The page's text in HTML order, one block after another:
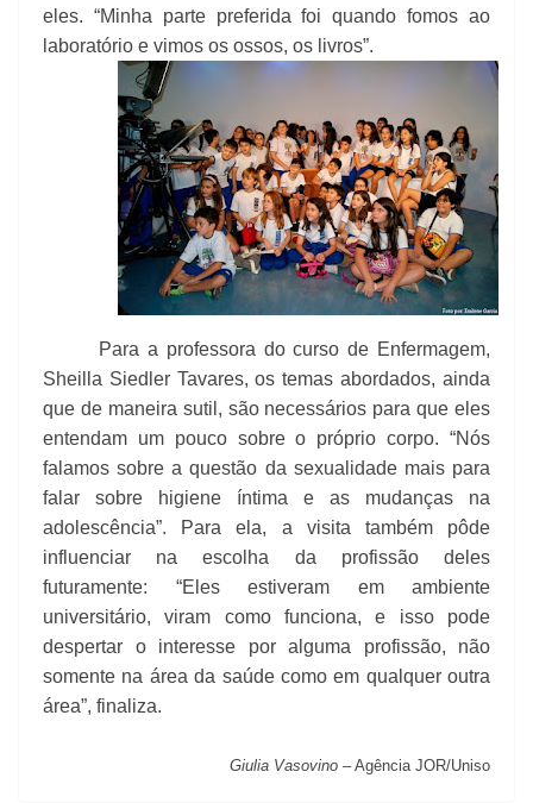
eles. “Minha parte preferida foi quando fomos ao
laboratório e vimos os ossos, os livros”.
Para a professora do curso de Enfermagem,
Sheilla Siedler Tavares, os temas abordados, ainda
que de maneira sutil, são necessários para que eles
entendam um pouco sobre o próprio corpo. “Nós
falamos sobre a questão da sexualidade mais para
falar sobre higiene íntima e as mudanças na
adolescência”. Para ela, a visita também pôde
influenciar na escolha da profissão deles
futuramente: “Eles estiveram em ambiente
universitário, viram como funciona, e isso pode
despertar o interesse por alguma profissão, não
somente na área da saúde como em qualquer outra
área”, finaliza.
Giulia Vasovino – Agência JOR/Uniso